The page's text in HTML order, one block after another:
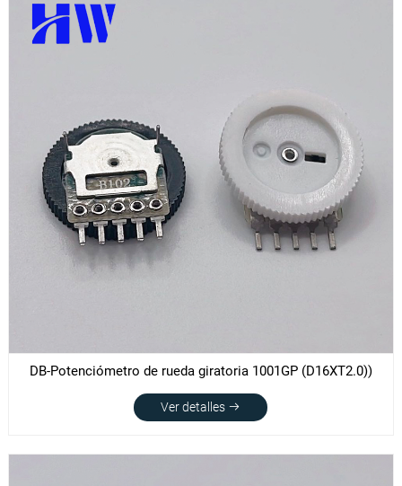
DB-Potenciómetro de rueda giratoria 1001GP (D16XT2.0))
Ver detalles